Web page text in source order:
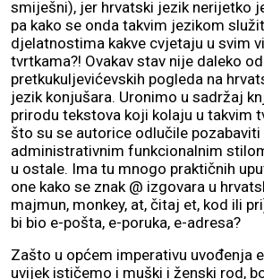
smiješni), jer hrvatski jezik nerijetko
pa kako se onda takvim jezikom
djelatnostima kakve cvjetaju u svim
tvrtkama?! Ovakav stav nije daleko od
pretkukuljevićevskih pogleda na
jezik konjušara. Uronimo u sadržaj
prirodu tekstova koji kolaju u takvim
što su se autorice odlučile pozabaviti
administrativnim funkcionalnim
u ostale. Ima tu mnogo praktičnih
one kako se znak @ izgovara u
majmun, monkey, at, čitaj et, kod ili
bi bio e-pošta, e-poruka, e-adresa?
Zašto u općem imperativu uvođenja
uvijek ističemo i muški i ženski rod,